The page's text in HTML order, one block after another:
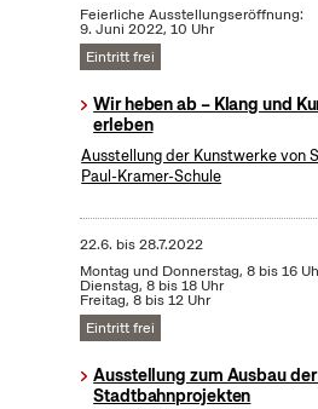
Feierliche Ausstellungseröffnung:
9. Juni 2022, 10 Uhr
Eintritt frei
Wir heben ab – Klang und
erleben
Ausstellung der Kunstwerke von
Paul-Kramer-Schule
22.6. bis28.7.2022
Montag und Donnerstag, 8 bis 16
Dienstag, 8 bis 18 Uhr
Freitag, 8 bis 12 Uhr
Eintritt frei
Ausstellung zum Ausbau
Stadtbahnprojekten